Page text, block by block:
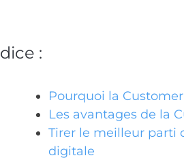
:
Pourquoi la
Les avantages de la
Tirer le meilleur parti
digitale